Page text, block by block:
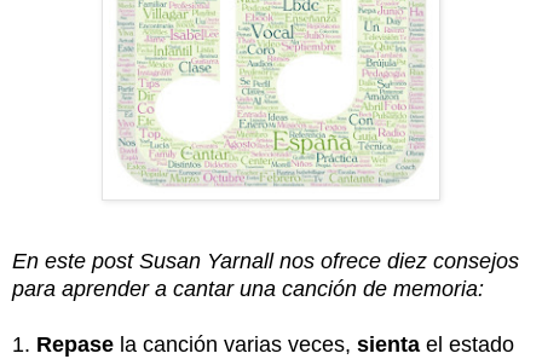
En este post Susan Yarnall nos ofrece diez consejos
para aprender a cantar una canción de memoria:
1. Repase la canción varias veces, sienta el estado